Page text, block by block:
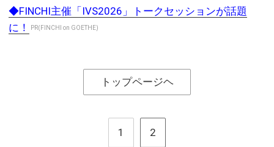
◆FINCHI主催「IVS2026」トークセッションが話題
に！
PR(FINCHI on GOETHE)
トップページヘ
1 2